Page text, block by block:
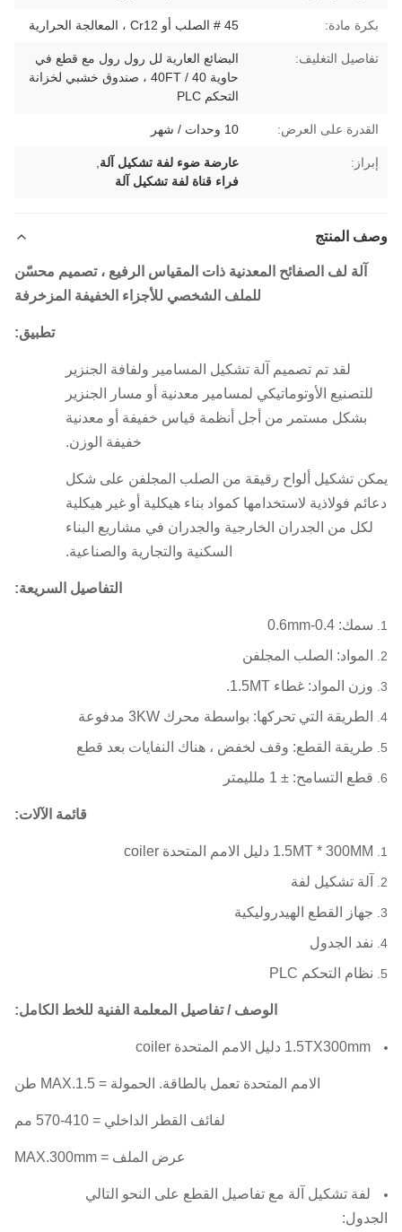
بكرة مادة: 45 # الصلب أو Cr12 ، المعالجة الحرارية
تفاصيل التغليف:
البضائع العارية لل رول رول مع قطع في
حاوية 40 / 40FT ، صندوق خشبي لخزانة
التحكم PLC
القدرة على العرض: 10 وحدات / شهر
إبراز: عارضة ضوء لفة تشكيل آلة
فراء قناة لفة تشكيل آلة
وصف المنتج
آلة لف الصفائح المعدنية ذات المقياس الرفيع ، تصميم محسّن
للملف الشخصي للأجزاء الخفيفة المزخرفة
تطبيق:
لقد تم تصميم آلة تشكيل المسامير ولفافة الجنزير
للتصنيع الأوتوماتيكي لمسامير معدنية أو مسار الجنزير
بشكل مستمر من أجل أنظمة قياس خفيفة أو معدنية
خفيفة الوزن.
يمكن تشكيل ألواح رقيقة من الصلب المجلفن على شكل
دعائم فولاذية لاستخدامها كمواد بناء هيكلية أو غير هيكلية
لكل من الجدران الخارجية والجدران في مشاريع البناء
السكنية والتجارية والصناعية.
التفاصيل السريعة:
سمك: 0.4-0.6mm
المواد: الصلب المجلفن
وزن المواد: غطاء 1.5MT.
الطريقة التي تحركها: بواسطة محرك 3KW مدفوعة
طريقة القطع: وقف لخفض ، هناك النفايات بعد قطع
قطع التسامح: ± 1 ملليمتر
قائمة الآلات:
1.5MT * 300MM دليل الامم المتحدة coiler
آلة تشكيل لفة
جهاز القطع الهيدروليكية
نفد الجدول
نظام التحكم PLC
الوصف / تفاصيل المعلمة الفنية للخط الكامل:
1.5TX300mm دليل الامم المتحدة coiler
الامم المتحدة تعمل بالطاقة. الحمولة = MAX.1.5 طن
لفائف القطر الداخلي = 410-570 مم
عرض الملف = MAX.300mm
لفة تشكيل آلة مع تفاصيل القطع على النحو التالي
الجدول: